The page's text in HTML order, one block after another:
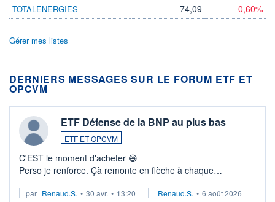
TOTALENERGIES 74,09 -0,60%
Gérer mes listes
DERNIERS MESSAGES SUR LE FORUM ETF ET
OPCVM
ETF Défense de la BNP au plus bas
ETF ET OPCVM
C'EST le moment d'acheter 😄​
Perso je renforce. Çà remonte en flèche à chaque
Investissement long terme tip top pour sa retraite.
par Renaud.S. • 30 avr. • 13:20 Renaud.S. • 6 août 2026